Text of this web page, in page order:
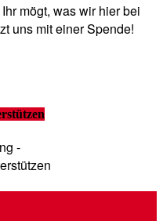
mögt, was wir hier bei
uns mit einer Spende!
-